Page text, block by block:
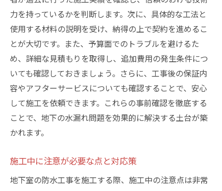
力を持っているかを判断します。次に、具体的な工法と
使用する材料の説明を受け、納得の上で契約を進めるこ
とが大切です。また、予算面でのトラブルを避けるた
め、詳細な見積もりを取得し、追加費用の発生条件につ
いても確認しておきましょう。さらに、工事後の保証内
容やアフターサービスについても確認することで、安心
して施工を依頼できます。これらの事前確認を徹底する
ことで、地下の水漏れ問題を効果的に解決する土台が築
かれます。
施工中に注意が必要な点と対応策
地下室の防水工事を施工する際、施工中の注意点は非常